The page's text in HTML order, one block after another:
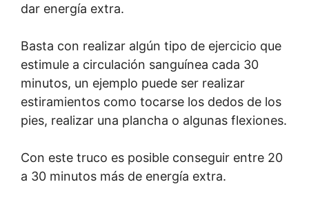
dar energía extra.
Basta con realizar algún tipo de ejercicio que
estimule a circulación sanguínea cada 30
minutos, un ejemplo puede ser realizar
estiramientos como tocarse los dedos de los
pies, realizar una plancha o algunas flexiones.
Con este truco es posible conseguir entre 20
a 30 minutos más de energía extra.